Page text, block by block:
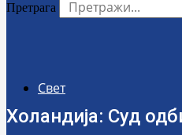
Претрага
Свет
Холандија: Суд